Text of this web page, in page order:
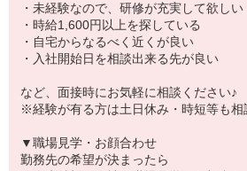
・未経験なので、研修が充実して欲しい
・時給1,600円以上を探している
・自宅からなるべく近くが良い
・入社開始日を相談出来る先が良い
など、面接時にお気軽に相談ください♪
※経験が有る方は土日休み・時短等も相
▼職場見学・お顔合わせ
勤務先の希望が決まったら